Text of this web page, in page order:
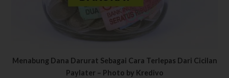
Menabung Dana Darurat Sebagai Cara Terlepas Dari Cicilan
Paylater – Photo by Kredivo